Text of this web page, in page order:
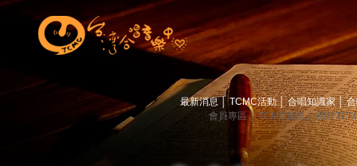
最新消息 TCMC活動│ 合唱知識家│
會員專區│ TCMC會訊│ 關於